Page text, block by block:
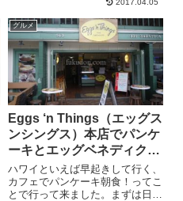
にある【信州そば】というお店で
おいしいそばと天ぷらを食べられ
るとの情報を聞き、行って参り
ま...
2017.04.05
グルメ
Eggs ‘n Things（エッグス
ンシングス）本店でパンケ
ーキとエッグベネディクト
を食べたよ！
ハワイといえば早起きして行く、
カフェでパンケーキ朝食！ってこ
とで行って来ました。まずは日本